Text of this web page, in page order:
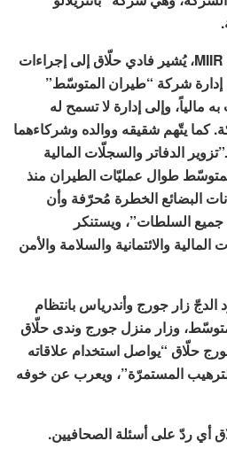
في الرسالة التي اطلع عليها MIIR، يُشير فادي حلّاق إلى إجراءات
إدارة شركة “طيران المتوسّط”
مالياً، وإلى إدارة لا تسمح له
كما يتّهم شقيقه ووالده وشركاءهما
الدفاتر والسجلّات المالية
طوال عمليّات الطيران منذ
“بيانات البضائع الخطرة مُحرّفة وأن
جميع السلطات”، ويستنكر
المالية والائتمانية والسلامة والأمن
زار جورج وأندرياس بانتظام
وزار منزل جورج وندى حلّاق
حلّاق “يواصل استخدام علاقاته
المستمرّة”، ويعرب عن خوفه
أي ردّ على أسئلة الصحافيين.